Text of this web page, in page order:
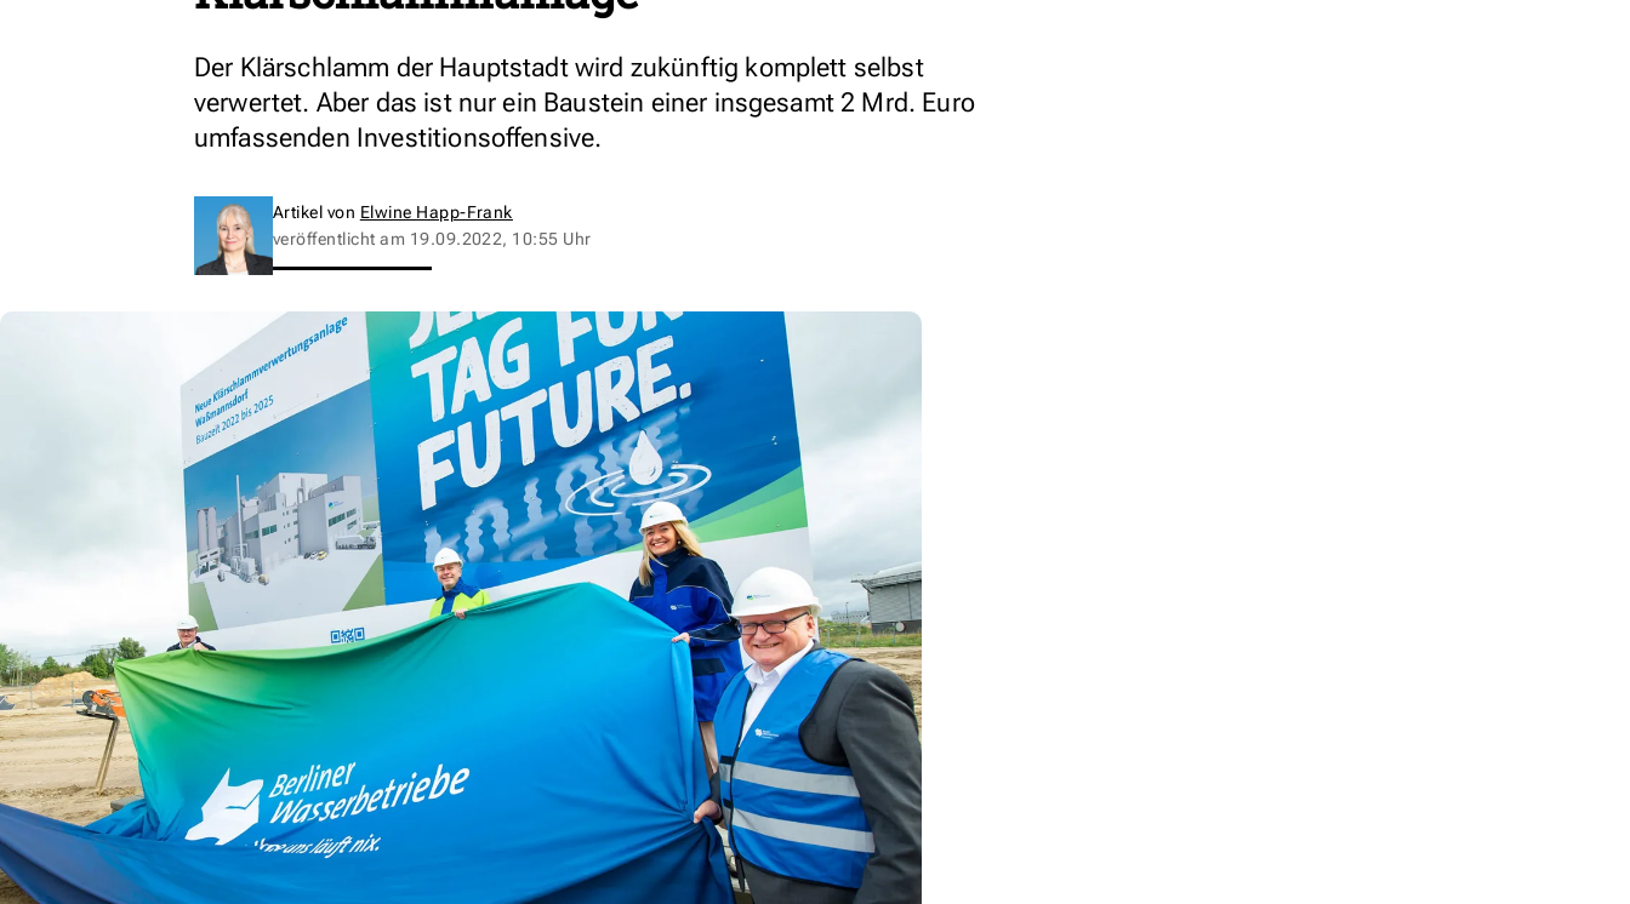
Der Klärschlamm der Hauptstadt wird zukünftig komplett selbst
verwertet. Aber das ist nur ein Baustein einer insgesamt 2 Mrd. Euro
umfassenden Investitionsoffensive.
Artikel von Elwine Happ-Frank
veröffentlicht am 19.09.2022, 10:55 Uhr